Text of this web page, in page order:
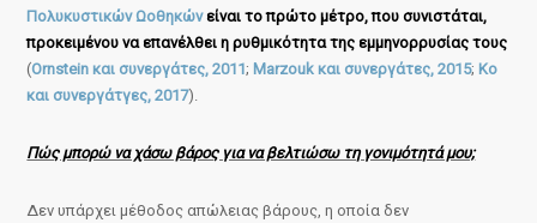
Πολυκυστικών Ωοθηκώνείναι το πρώτο μέτρο, που συνιστάται,
προκειμένου να επανέλθει η ρυθμικότητα της εμμηνορρυσίας τους
(Ornstein και συνεργάτες, 2011; Marzouk και συνεργάτες, 2015; Ko
και συνεργάτγες, 2017).
Πώς μπορώ να χάσω βάρος για να βελτιώσω τη γονιμότητά μου;
Δεν υπάρχει μέθοδος απώλειας βάρους, η οποία δεν